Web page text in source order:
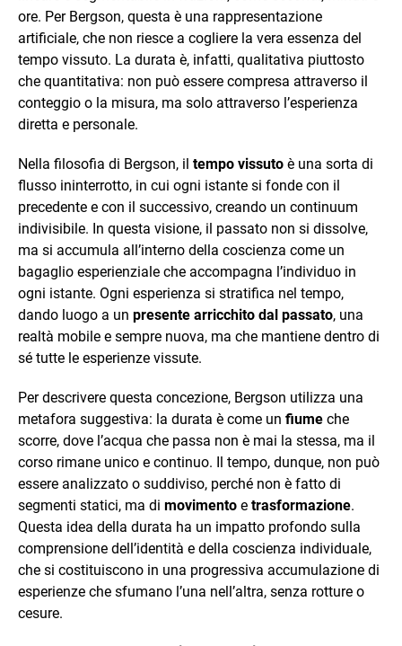
ore. Per Bergson, questa è una rappresentazione
artificiale, che non riesce a cogliere la vera essenza del
tempo vissuto. La durata è, infatti, qualitativa piuttosto
che quantitativa: non può essere compresa attraverso il
conteggio o la misura, ma solo attraverso l’esperienza
diretta e personale.
Nella filosofia di Bergson, il tempo vissuto è una sorta di
flusso ininterrotto, in cui ogni istante si fonde con il
precedente e con il successivo, creando un continuum
indivisibile. In questa visione, il passato non si dissolve,
ma si accumula all’interno della coscienza come un
bagaglio esperienziale che accompagna l’individuo in
ogni istante. Ogni esperienza si stratifica nel tempo,
dando luogo a un presente arricchito dal passato, una
realtà mobile e sempre nuova, ma che mantiene dentro di
sé tutte le esperienze vissute.
Per descrivere questa concezione, Bergson utilizza una
metafora suggestiva: la durata è come un fiume che
scorre, dove l’acqua che passa non è mai la stessa, ma il
corso rimane unico e continuo. Il tempo, dunque, non può
essere analizzato o suddiviso, perché non è fatto di
segmenti statici, ma di movimento e trasformazione.
Questa idea della durata ha un impatto profondo sulla
comprensione dell’identità e della coscienza individuale,
che si costituiscono in una progressiva accumulazione di
esperienze che sfumano l’una nell’altra, senza rotture o
cesure.